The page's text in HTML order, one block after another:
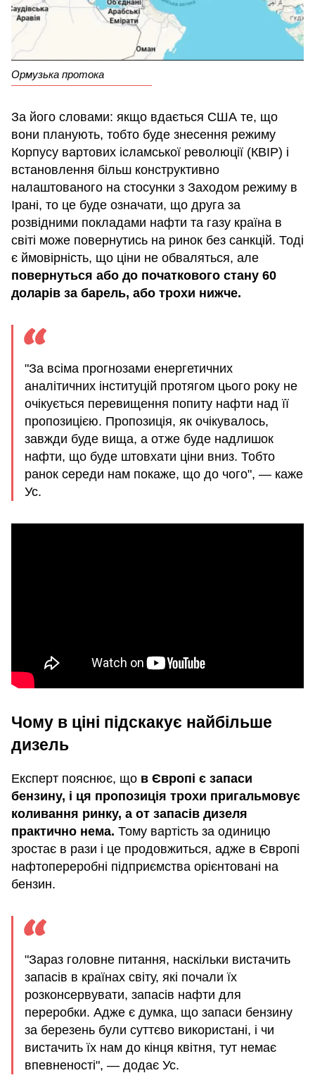
Ормузька протока
За його словами: якщо вдається США те, що
вони планують, тобто буде знесення режиму
Корпусу вартових ісламської революції (КВІР) і
встановлення більш конструктивно
налаштованого на стосунки з Заходом режиму в
Ірані, то це буде означати, що друга за
розвідними покладами нафти та газу країна в
світі може повернутись на ринок без санкцій. Тоді
є ймовірність, що ціни не обваляться, але
повернуться або до початкового стану 60
доларів за барель, або трохи нижче.
"За всіма прогнозами енергетичних
аналітичних інституцій протягом цього року не
очікується перевищення попиту нафти над її
пропозицією. Пропозиція, як очікувалось,
завжди буде вища, а отже буде надлишок
нафти, що буде штовхати ціни вниз. Тобто
ранок середи нам покаже, що до чого", — каже
Ус.
Чому в ціні підскакує найбільше
дизель
Експерт пояснює, що в Європі є запаси
бензину, і ця пропозиція трохи пригальмовує
коливання ринку, а от запасів дизеля
практично нема. Тому вартість за одиницю
зростає в рази і це продовжиться, адже в Європі
нафтопереробні підприємства орієнтовані на
бензин.
"Зараз головне питання, наскільки вистачить
запасів в країнах світу, які почали їх
розконсервувати, запасів нафти для
переробки. Адже є думка, що запаси бензину
за березень були суттєво використані, і чи
вистачить їх нам до кінця квітня, тут немає
впевненості", — додає Ус.